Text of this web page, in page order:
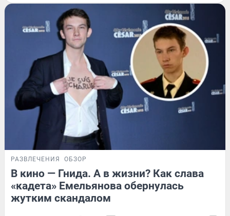
РАЗВЛЕЧЕНИЯ ОБЗОР
В кино — Гнида. А в жизни? Как слава
«кадета» Емельянова обернулась
жутким скандалом